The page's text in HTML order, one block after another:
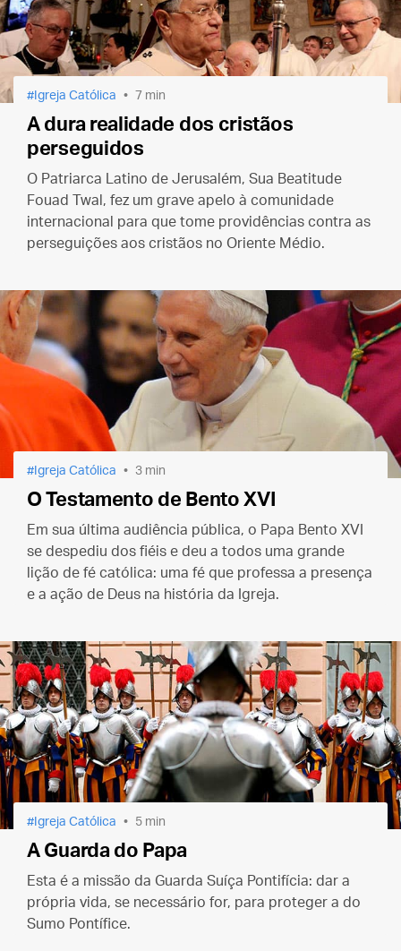
Igreja Católica 7 min
A dura realidade dos cristãos
perseguidos
O Patriarca Latino de Jerusalém, Sua Beatitude
Fouad Twal, fez um grave apelo à comunidade
internacional para que tome providências contra as
perseguições aos cristãos no Oriente Médio.
Igreja Católica 3 min
O Testamento de Bento XVI
Em sua última audiência pública, o Papa Bento XVI
se despediu dos fiéis e deu a todos uma grande
lição de fé católica: uma fé que professa a presença
e a ação de Deus na história da Igreja.
Igreja Católica 5 min
A Guarda do Papa
Esta é a missão da Guarda Suíça Pontifícia: dar a
própria vida, se necessário for, para proteger a do
Sumo Pontífice.